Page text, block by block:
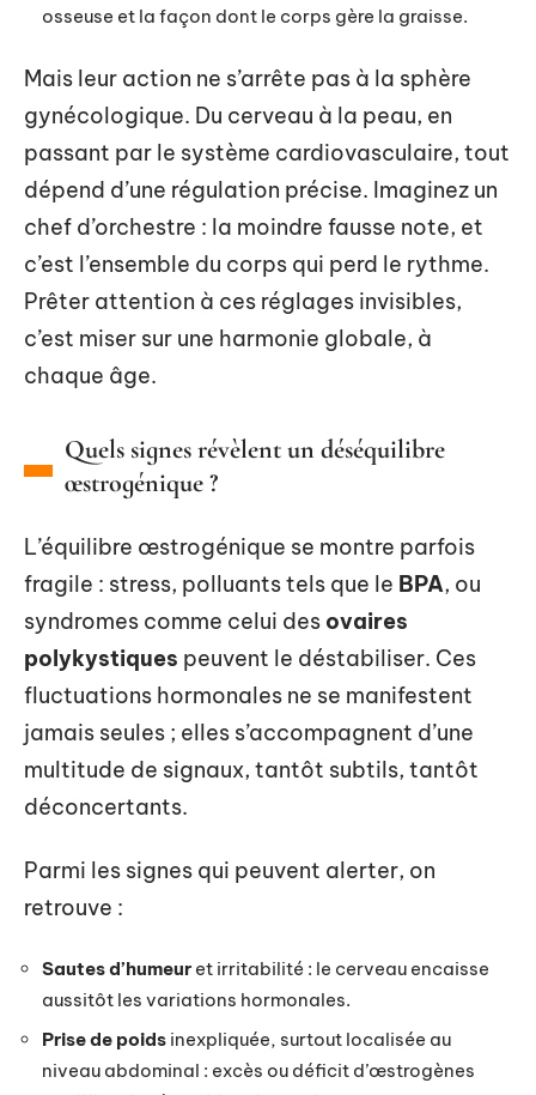
osseuse et la façon dont le corps gère la graisse.
Mais leur action ne s’arrête pas à la sphère
gynécologique. Du cerveau à la peau, en
passant par le système cardiovasculaire, tout
dépend d’une régulation précise. Imaginez un
chef d’orchestre : la moindre fausse note, et
c’est l’ensemble du corps qui perd le rythme.
Prêter attention à ces réglages invisibles,
c’est miser sur une harmonie globale, à
chaque âge.
Quels signes révèlent un déséquilibre
œstrogénique ?
L’équilibre œstrogénique se montre parfois
fragile : stress, polluants tels que le BPA, ou
syndromes comme celui des ovaires
polykystiques peuvent le déstabiliser. Ces
fluctuations hormonales ne se manifestent
jamais seules ; elles s’accompagnent d’une
multitude de signaux, tantôt subtils, tantôt
déconcertants.
Parmi les signes qui peuvent alerter, on
retrouve :
Sautes d’humeur et irritabilité : le cerveau encaisse
aussitôt les variations hormonales.
Prise de poids inexpliquée, surtout localisée au
niveau abdominal : excès ou déficit d’œstrogènes